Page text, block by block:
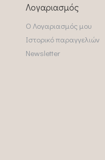
Λογαριασμός
Ο Λογαριασμός μου
Ιστορικό παραγγελιών
Newsletter